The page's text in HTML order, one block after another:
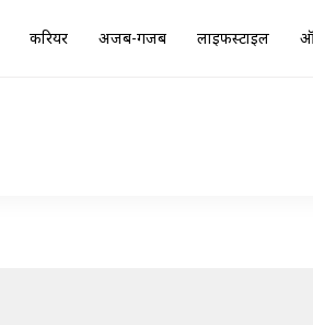
करियर अजब-गजब लाइफस्टाइल